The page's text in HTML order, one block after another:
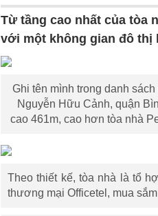
Từ tầng cao nhất của tòa
với một không gian đô thị
Ghi tên mình trong danh
Nguyễn Hữu Cảnh, quận
cao 461m, cao hơn tòa nhà
Theo thiết kế, tòa nhà là tổ
thương mại Officetel, mua